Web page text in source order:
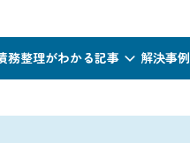
務整理がわかる記事 解決事例